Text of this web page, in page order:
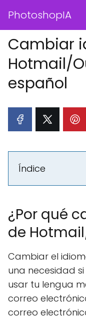
PhotoshopIA
Cambiar
Hotmail/
español
Índice
¿Por qué
de
Cambiar el
una necesidad
usar tu lengua
correo
correo